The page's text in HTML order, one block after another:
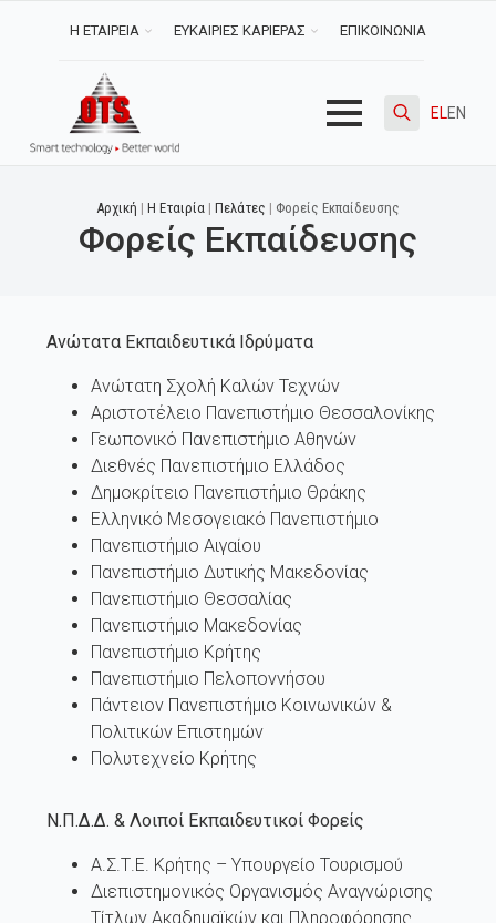
Η ΕΤΑΙΡΕΙΑ ΕΥΚΑΙΡΙΕΣ ΚΑΡΙΕΡΑΣ ΕΠΙΚΟΙΝΩΝΙΑ
ELEN
Αρχική | Η Εταιρία | Πελάτες | Φορείς Εκπαίδευσης
Φορείς Εκπαίδευσης
Ανώτατα Εκπαιδευτικά Ιδρύματα
Ανώτατη Σχολή Καλών Τεχνών
Αριστοτέλειο Πανεπιστήμιο Θεσσαλονίκης
Γεωπονικό Πανεπιστήμιο Αθηνών
Διεθνές Πανεπιστήμιο Ελλάδος
Δημοκρίτειο Πανεπιστήμιο Θράκης
Ελληνικό Μεσογειακό Πανεπιστήμιο
Πανεπιστήμιο Αιγαίου
Πανεπιστήμιο Δυτικής Μακεδονίας
Πανεπιστήμιο Θεσσαλίας
Πανεπιστήμιο Μακεδονίας
Πανεπιστήμιο Κρήτης
Πανεπιστήμιο Πελοποννήσου
Πάντειον Πανεπιστήμιο Κοινωνικών &
Πολιτικών Επιστημών
Πολυτεχνείο Κρήτης
Ν.Π.Δ.Δ. & Λοιποί Εκπαιδευτικοί Φορείς
Α.Σ.Τ.Ε. Κρήτης – Υπουργείο Τουρισμού
Διεπιστημονικός Οργανισμός Αναγνώρισης
Τίτλων Ακαδημαϊκών και Πληροφόρησης